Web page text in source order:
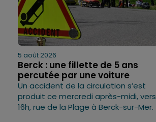
5 août 2026
Berck : une fillette de 5 ans
percutée par une voiture
Un accident de la circulation s’est
produit ce mercredi après-midi, vers
16h, rue de la Plage à Berck-sur-Mer.